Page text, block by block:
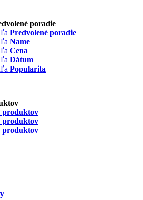
poradie
Predvolené poradie
Name
Cena
Dátum
Popularita
produktov
produktov
produktov